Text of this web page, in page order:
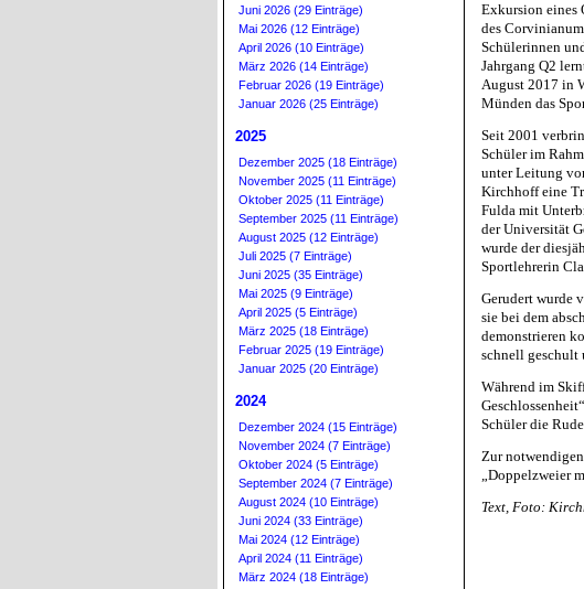
Exkursion eines
des
Schülerinnen
Jahrgang Q2
August 2017 in
Münden das
Seit 2001
Schüler im
unter Leitung
Kirchhoff eine
Fulda mit
der Universität
wurde der
Sportlehrerin
Gerudert wurde
sie bei dem
demonstrieren
schnell geschult
Während im
Schüler die
Zur
„Doppelzweier
Text, Foto:
Juni 2026 (29 Einträge)
Mai 2026 (12 Einträge)
April 2026 (10 Einträge)
März 2026 (14 Einträge)
Februar 2026 (19 Einträge)
Januar 2026 (25 Einträge)
2025
Dezember 2025 (18 Einträge)
November 2025 (11 Einträge)
Oktober 2025 (11 Einträge)
September 2025 (11 Einträge)
August 2025 (12 Einträge)
Juli 2025 (7 Einträge)
Juni 2025 (35 Einträge)
Mai 2025 (9 Einträge)
April 2025 (5 Einträge)
März 2025 (18 Einträge)
Februar 2025 (19 Einträge)
Januar 2025 (20 Einträge)
2024
Dezember 2024 (15 Einträge)
November 2024 (7 Einträge)
Oktober 2024 (5 Einträge)
September 2024 (7 Einträge)
August 2024 (10 Einträge)
Juni 2024 (33 Einträge)
Mai 2024 (12 Einträge)
April 2024 (11 Einträge)
März 2024 (18 Einträge)